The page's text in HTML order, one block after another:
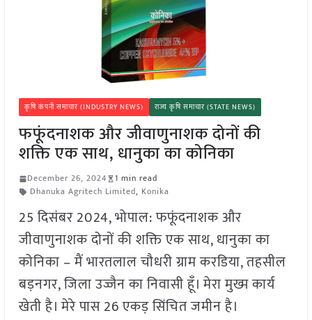
कृषि कंपनी समाचार (INDUSTRY NEWS) राज्य कृषि समाचार (STATE NEWS)
फफूंदनाशक और जीवाणुनाशक दोनों की
शक्ति एक साथ, धानुका का कोनिका
December 26, 2024
1 min read
Dhanuka Agritech Limited, Konika
25 दिसंबर 2024, भोपाल: फफूंदनाशक और
जीवाणुनाशक दोनों की शक्ति एक साथ, धानुका का
कोनिका – मैं भारतलाल चौधरी ग्राम करडिया, तहसील
बड़नगर, जिला उज्जैन का निवासी हूँ। मेरा मुख्म कार्य
खेती है। मेरे पास 26 एकड़ सिंचित जमीन है।